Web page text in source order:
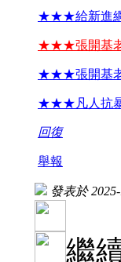
★★★給新進
★★★張開基
★★★張開基老
★★★凡人抗
回復
舉報
發表於
繼